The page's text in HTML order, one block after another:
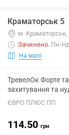
Краматорськ 5
м. Краматорськ,
Зачинено. Пн-
На мапі
ТревелОк Форте
захитування та
ЄВРО ПЛЮС ПП
114.50 грн